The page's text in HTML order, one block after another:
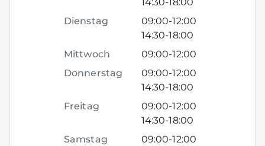
14:30-18:00
Dienstag
09:00-12:00
14:30-18:00
Mittwoch
09:00-12:00
Donnerstag
09:00-12:00
14:30-18:00
Freitag
09:00-12:00
14:30-18:00
Samstag
09:00-12:00